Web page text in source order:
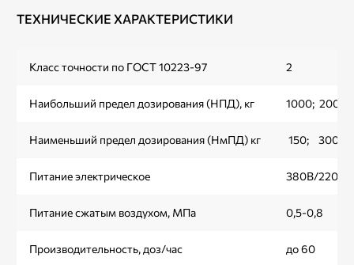
ТЕХНИЧЕСКИЕ ХАРАКТЕРИСТИКИ
Класс точности по ГОСТ 10223-97 2
Наибольший предел дозирования (НПД), кг 1000; 2000;
Наименьший предел дозирования (НмПД) кг 150; 300;
Питание электрическое 380В/220В/
Питание сжатым воздухом, МПа 0,5-0,8
Производительность, доз/час до 60